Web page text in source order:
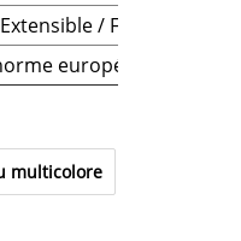
/ Facile à
européenne de
multicolore